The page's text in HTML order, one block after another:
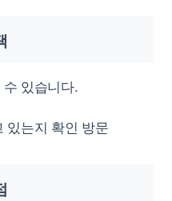
수 있습니다.
있는지 확인 방문